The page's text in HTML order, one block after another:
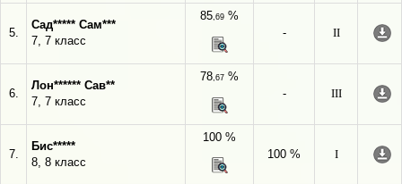
5.
Сад***** Сам***
7, 7 класс
85,69 %
-
II
6.
Лон****** Сав**
7, 7 класс
78,67 %
-
III
7.
Бис*****
8, 8 класс
100 %
100 %
I